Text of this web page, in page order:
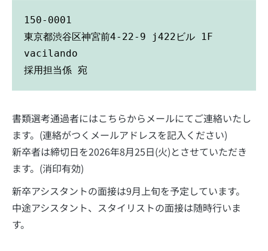
150-0001
東京都渋谷区神宮前4-22-9 j422ビル 1F
vacilando
採用担当係 宛
書類選考通過者にはこちらからメールにてご連絡いたし
ます。(連絡がつくメールアドレスを記入ください)
新卒者は締切日を2026年8月25日(火)とさせていただき
ます。(消印有効)
新卒アシスタントの面接は9月上旬を予定しています。
中途アシスタント、スタイリストの面接は随時行いま
す。